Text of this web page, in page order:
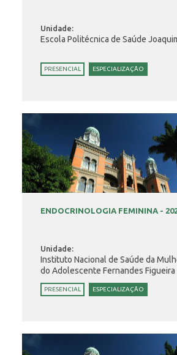
Unidade:
Escola Politécnica de Saúde
PRESENCIAL ESPECIALIZAÇÃO
ENDOCRINOLOGIA FEMININA -
Unidade:
Instituto Nacional de Saúde da
do Adolescente Fernandes Figueira
PRESENCIAL ESPECIALIZAÇÃO